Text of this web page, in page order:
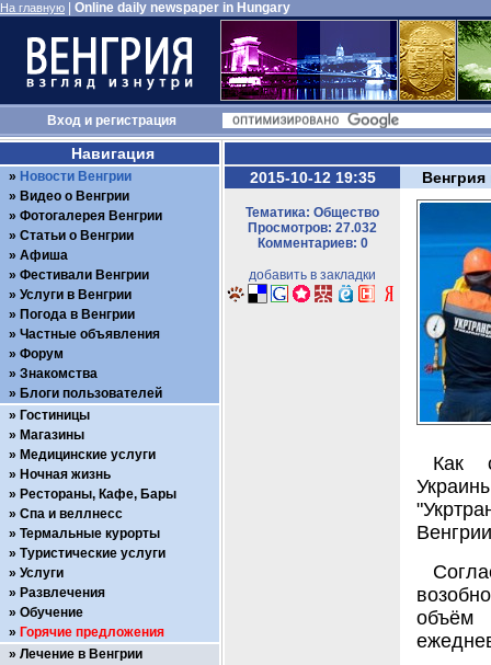
На главную Online daily newspaper in Hungary
Входи регистрация
2015-10-12 19:35
Тематика: Общество
Просмотров: 27.032
Комментариев: 0
добавить в закладки
Венгрия
Как
объём
Навигация
Новости Венгрии
Видео о Венгрии
Фотогалерея Венгрии
Статьи о Венгрии
Афиша
Фестивали Венгрии
Услуги в Венгрии
Погода в Венгрии
Частные объявления
Форум
Знакомства
Блоги пользователей
Гостиницы
Магазины
Медицинские услуги
Ночная жизнь
Рестораны, Кафе, Бары
Спа и веллнесс
Термальные курорты
Туристические услуги
Услуги
Развлечения
Обучение
Горячие предложения
Лечение в Венгрии